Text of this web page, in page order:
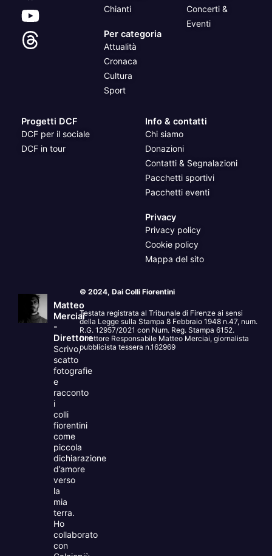
Chianti
Per categoria
Attualità
Cronaca
Cultura
Sport
Concerti &
Eventi
Progetti DCF
DCF per il sociale
DCF in tour
Info & contatti
Chi siamo
Donazioni
Contatti & Segnalazioni
Pacchetti sportivi
Pacchetti eventi
Privacy
Privacy policy
Cookie policy
Mappa del sito
Matteo
Merciai
-
Direttore
Scrivo,
scatto
fotografie
e
racconto
i
colli
fiorentini
come
piccola
dichiarazione
d’amore
verso
la
mia
terra.
Ho
collaborato
con
© 2024, Dai Colli Fiorentini
Testata registrata al Tribunale di Firenze ai sensi
della Legge sulla Stampa 8 Febbraio 1948 n.47, num.
R.G. 12957/2021 con Num. Reg. Stampa 6152.
Direttore Responsabile Matteo Merciai, giornalista
pubblicista tessera n.162969